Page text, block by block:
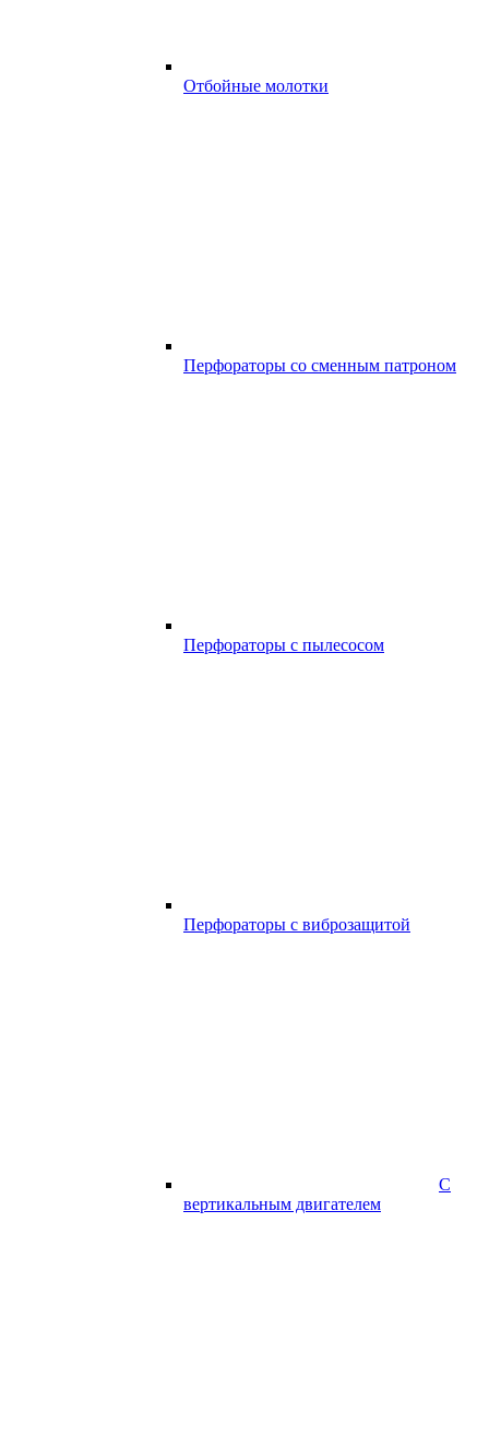
Отбойные молотки
Перфораторы со сменным патроном
Перфораторы с пылесосом
Перфораторы с виброзащитой
С
вертикальным двигателем